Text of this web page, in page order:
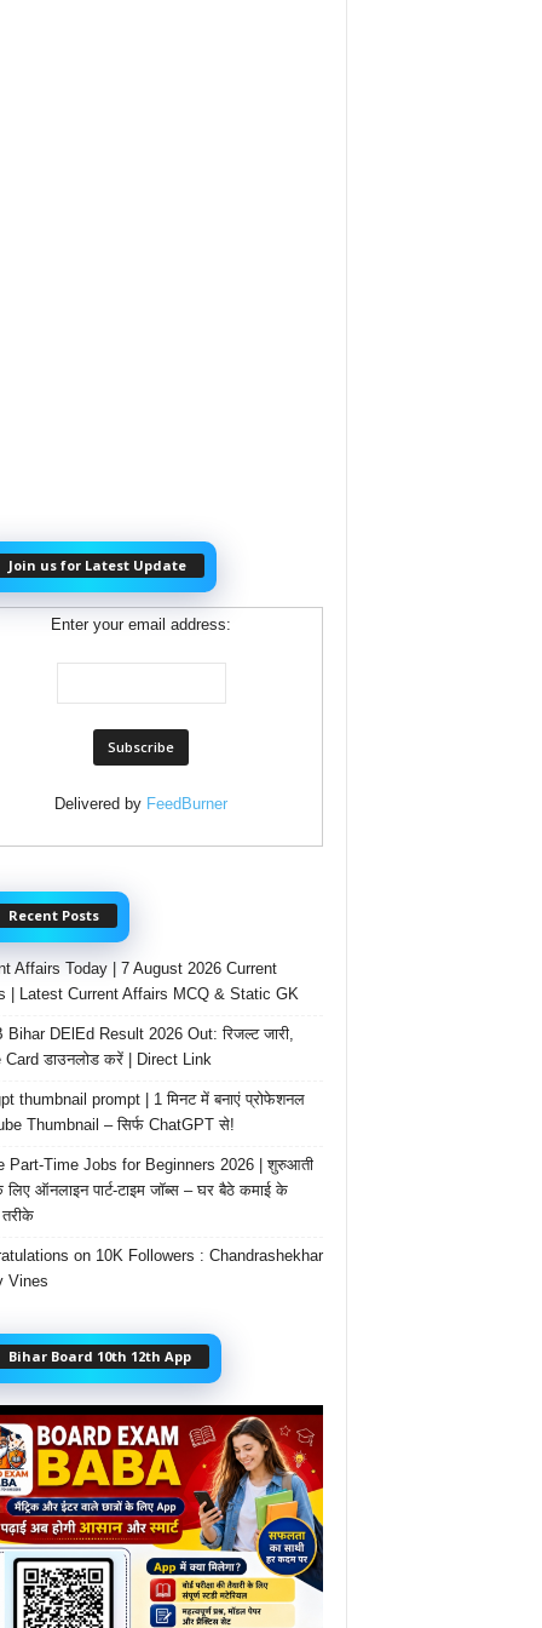
Join us for Latest Update
Enter your email address:
Delivered by FeedBurner
Recent Posts
Affairs Today | 7 August 2026 Current
| Latest Current Affairs MCQ & Static GK
Bihar DElEd Result 2026 Out: रिजल्ट जारी,
Card डाउनलोड करें | Direct Link
thumbnail prompt | 1 मिनट में बनाएं प्रोफेशनल
Thumbnail – सिर्फ ChatGPT से!
Part-Time Jobs for Beginners 2026 | शुरुआती
लिए ऑनलाइन पार्ट-टाइम जॉब्स – घर बैठे कमाई के
on 10K Followers : Chandrashekhar
Vines
Bihar Board 10th 12th App